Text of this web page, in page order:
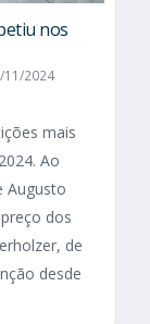
nos
11/2024
mais
Ao
Augusto
dos
de
desde